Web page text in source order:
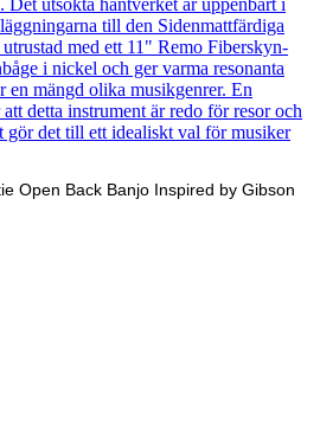
Open Back Banjo Inspired by Gibson